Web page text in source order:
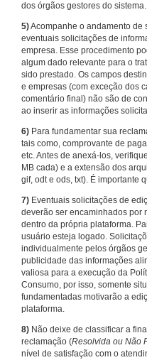
dos órgãos gestores do sistema.
5)Acompanhe o andamento de
eventuais solicitações de
empresa. Esse procedimento
algum dado relevante para o
sido prestado. Os campos
e empresas (com exceção dos
comentário final) não são de
ao inserir as informações
6) Para fundamentar sua
tais como, comprovante de
etc. Antes de anexá-los,
MB cada) e a extensão dos
gif, odt e ods, txt). É importante
7) Eventuais solicitações de
deverão ser encaminhados por
dentro da própria plataforma.
usuário esteja logado.
individualmente pelos órgãos
publicidade das informações
valiosa para a execução da
Consumo, por isso, somente
fundamentadas motivarão a
plataforma.
8) Não deixe de classificar a
reclamação (Resolvida ou Não
nível de satisfação com o